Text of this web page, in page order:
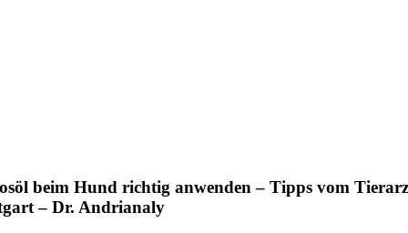
beim Hund richtig anwenden – Tipps vom
– Dr. Andrianaly